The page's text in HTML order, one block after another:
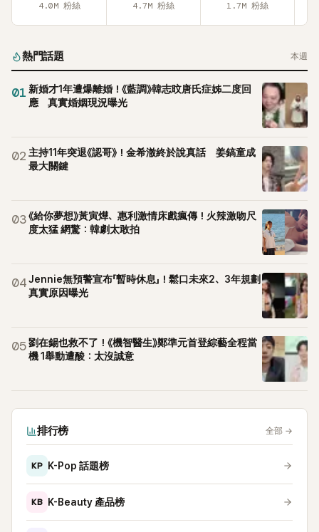
4.0M 粉絲 4.7M 粉絲 1.7M 粉絲
熱門話題 本週
01 新婚才1年遭爆離婚！《藍調》韓志旼唐氏症姊二度回
應 真實婚姻現況曝光
02 主持11年突退《認哥》！金希澈終於說真話 姜鎬童成
最大關鍵
03《給你夢想》黃寅燁、惠利激情床戲瘋傳！火辣激吻尺
度太猛 網驚：韓劇太敢拍
04Jennie無預警宣布「暫時休息」！鬆口未來2、3年規劃
真實原因曝光
05劉在錫也救不了！《機智醫生》鄭準元首登綜藝全程當
機 1舉動遭酸：太沒誠意
排行榜 全部 →
KP K-Pop 話題榜
KB K-Beauty 產品榜